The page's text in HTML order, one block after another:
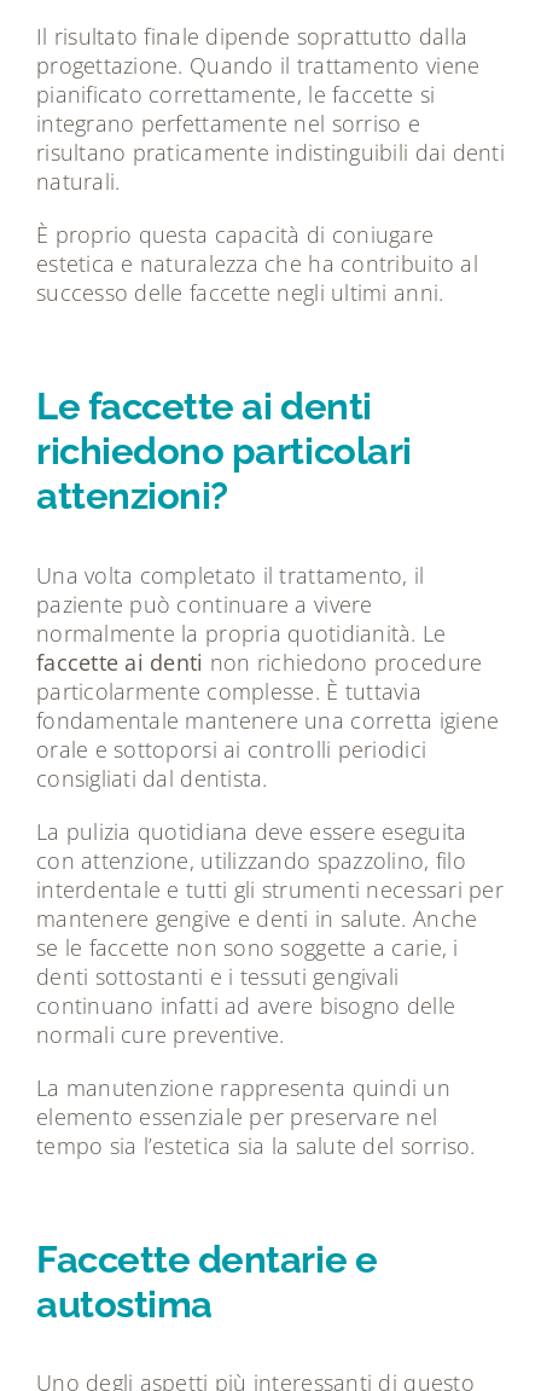
Il risultato finale dipende soprattutto dalla
progettazione. Quando il trattamento viene
pianificato correttamente, le faccette si
integrano perfettamente nel sorriso e
risultano praticamente indistinguibili dai denti
naturali.
È proprio questa capacità di coniugare
estetica e naturalezza che ha contribuito al
successo delle faccette negli ultimi anni.
Le faccette ai denti
richiedono particolari
attenzioni?
Una volta completato il trattamento, il
paziente può continuare a vivere
normalmente la propria quotidianità. Le
faccette ai denti non richiedono procedure
particolarmente complesse. È tuttavia
fondamentale mantenere una corretta igiene
orale e sottoporsi ai controlli periodici
consigliati dal dentista.
La pulizia quotidiana deve essere eseguita
con attenzione, utilizzando spazzolino, filo
interdentale e tutti gli strumenti necessari per
mantenere gengive e denti in salute. Anche
se le faccette non sono soggette a carie, i
denti sottostanti e i tessuti gengivali
continuano infatti ad avere bisogno delle
normali cure preventive.
La manutenzione rappresenta quindi un
elemento essenziale per preservare nel
tempo sia l’estetica sia la salute del sorriso.
Faccette dentarie e
autostima
Uno degli aspetti più interessanti di questo